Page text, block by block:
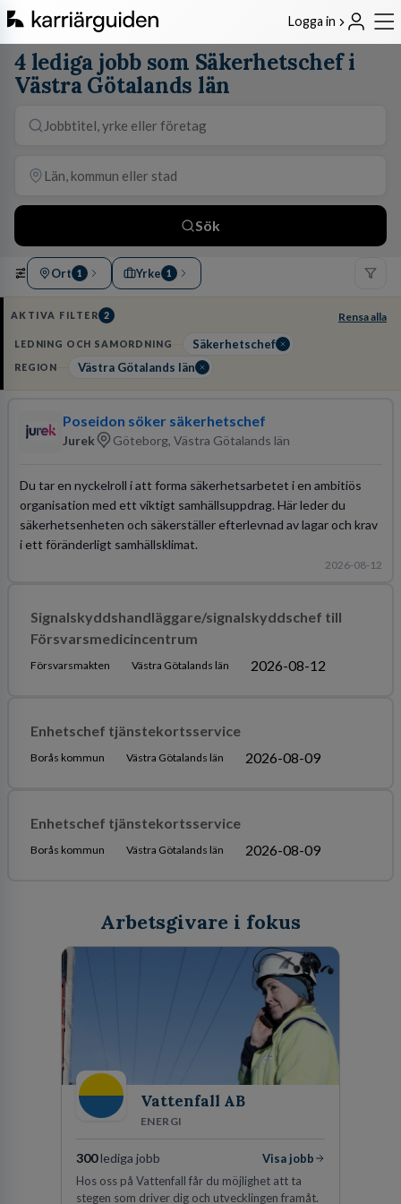
Logga in
4 lediga jobb som Säkerhetschef i
Västra Götalands län
Sök
Ort 1 Yrke 1
AKTIVA FILTER 2 Rensa alla
LEDNING OCH SAMORDNING Säkerhetschef
REGION Västra Götalands län
Poseidon söker säkerhetschef
Jurek Göteborg, Västra Götalands län
Du tar en nyckelroll i att forma säkerhetsarbetet i en ambitiös
organisation med ett viktigt samhällsuppdrag. Här leder du
säkerhetsenheten och säkerställer efterlevnad av lagar och krav
i ett föränderligt samhällsklimat.
2026-08-12
Signalskyddshandläggare/signalskyddschef till
Försvarsmedicincentrum
Försvarsmakten Västra Götalands län 2026-08-12
Enhetschef tjänstekortsservice
Borås kommun Västra Götalands län 2026-08-09
Enhetschef tjänstekortsservice
Borås kommun Västra Götalands län 2026-08-09
Arbetsgivare i fokus
Vattenfall AB
ENERGI
300lediga jobb
Visa jobb
Hos oss på Vattenfall får du möjlighet att ta
stegen som driver dig och utvecklingen framåt.